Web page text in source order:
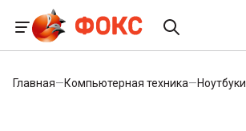
Главная—Компьютерная техника—Ноутбуки